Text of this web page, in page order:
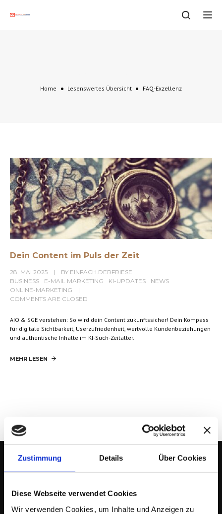
Zustimmung Details Über Cookies
Diese Webseite verwendet Cookies
Wir verwenden Cookies, um Inhalte und Anzeigen zu
Home Lesenswertes Übersicht FAQ-Exzellenz
Dein Content im Puls der Zeit
28. MAI 2025 BY EINFACH.DERFRIESE
BUSINESS
E-MAIL MARKETING KI-UPDATES
NEWS
ONLINE-MARKETING
COMMENTS ARE CLOSED
AIO & SGE verstehen: So wird dein Content zukunftssicher! Dein Kompass
für digitale Sichtbarkeit, Userzufriedenheit, wertvolle Kundenbeziehungen
und authentische Inhalte im KI-Such-Zeitalter.
MEHR LESEN
EINFACH.DERFRIESE
Ich berate & begleite meine AuftraggeberInnenin vielen Bereichen